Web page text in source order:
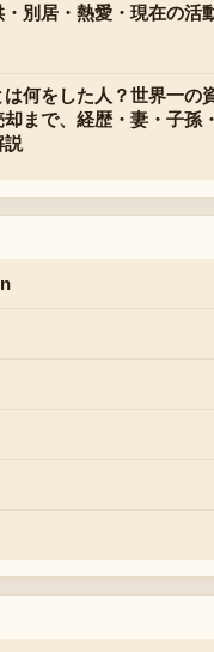
・別居・熱愛・現在の活
は何をした人？世界一の
却まで、経歴・妻・子孫
説